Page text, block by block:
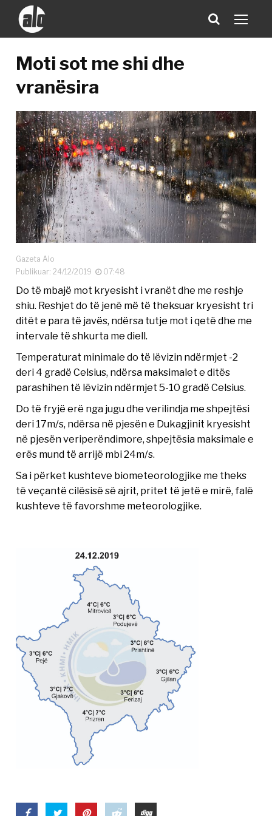
Moti sot me shi dhe
vranësira
Gazeta Alo
Publikuar: 24/12/2019
07:48
Do të mbajë mot kryesisht i vranët dhe me reshje
shiu. Reshjet do të jenë më të theksuar kryesisht tri
ditët e para të javës, ndërsa tutje mot i qetë dhe me
intervale të shkurta me diell.
Temperaturat minimale do të lëvizin ndërmjet -2
deri 4 gradë Celsius, ndërsa maksimalet e ditës
parashihen të lëvizin ndërmjet 5-10 gradë Celsius.
Do të fryjë erë nga jugu dhe verilindja me shpejtësi
deri 17m/s, ndërsa në pjesën e Dukagjinit kryesisht
në pjesën veriperëndimore, shpejtësia maksimale e
erës mund të arrijë mbi 24m/s.
Sa i përket kushteve biometeorologjike me theks
të veçantë cilësisë së ajrit, pritet të jetë e mirë, falë
kushteve të favorshme meteorologjike.